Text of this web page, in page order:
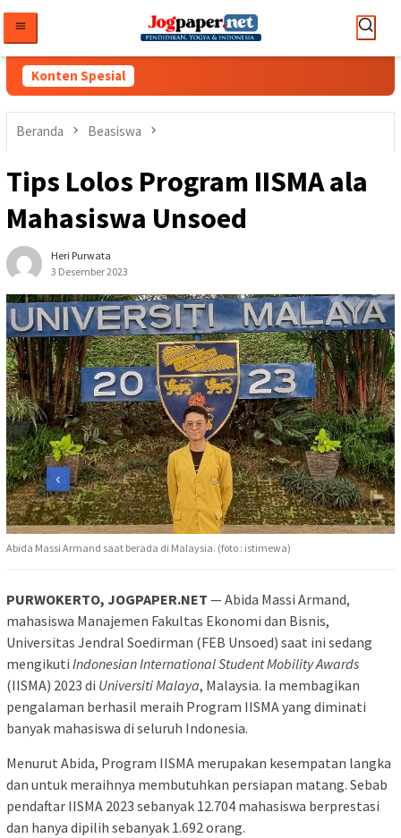
konten
Konten Spesial
Beranda Beasiswa
Tips Lolos Program IISMA ala
Mahasiswa Unsoed
Heri Purwata
3 Desember 2023
Abida Massi Armand saat berada di Malaysia. (foto : istimewa)
PURWOKERTO, JOGPAPER.NET — Abida Massi Armand,
mahasiswa Manajemen Fakultas Ekonomi dan Bisnis,
Universitas Jendral Soedirman (FEB Unsoed) saat ini sedang
mengikuti Indonesian International Student Mobility Awards
(IISMA) 2023 di Universiti Malaya, Malaysia. Ia membagikan
pengalaman berhasil meraih Program IISMA yang diminati
banyak mahasiswa di seluruh Indonesia.
Menurut Abida, Program IISMA merupakan kesempatan langka
dan untuk meraihnya membutuhkan persiapan matang. Sebab
pendaftar IISMA 2023 sebanyak 12.704 mahasiswa berprestasi
dan hanya dipilih sebanyak 1.692 orang.